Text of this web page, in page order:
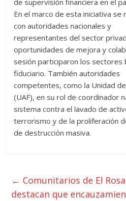
de supervisión financiera en el
En el marco de esta iniciativa se
con autoridades nacionales y
representantes del sector
oportunidades de mejora y
sesión participaron los sectores
fiduciario. También autoridades
competentes, como la Unidad
(UAF), en su rol de coordinador
sistema contra el lavado de
terrorismo y de la proliferación
de destrucción masiva.
← Comunitarios de El
destacan que